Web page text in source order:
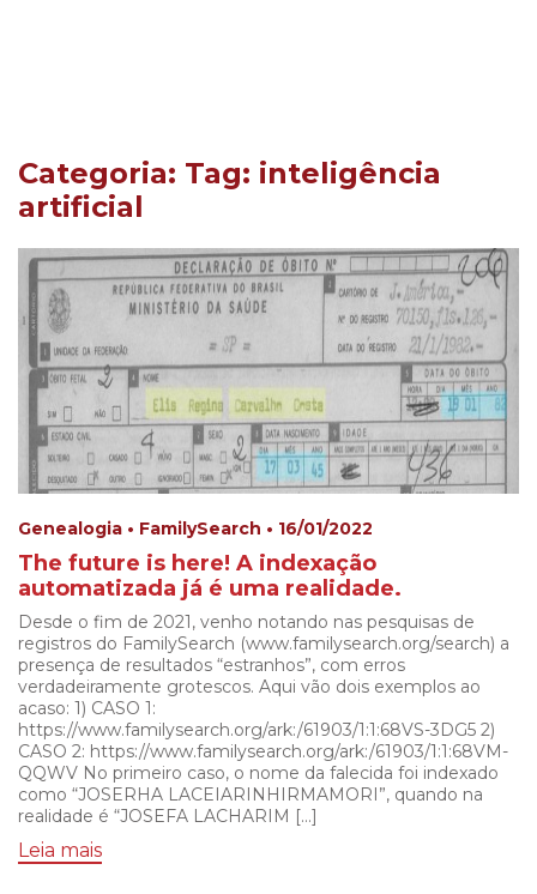
Categoria: Tag: inteligência
artificial
Genealogia • FamilySearch • 16/01/2022
The future is here! A indexação
automatizada já é uma realidade.
Desde o fim de 2021, venho notando nas pesquisas de
registros do FamilySearch (www.familysearch.org/search) a
presença de resultados “estranhos”, com erros
verdadeiramente grotescos. Aqui vão dois exemplos ao
acaso: 1) CASO 1:
https://www.familysearch.org/ark:/61903/1:1:68VS-3DG5 2)
CASO 2: https://www.familysearch.org/ark:/61903/1:1:68VM-
QQWV No primeiro caso, o nome da falecida foi indexado
como “JOSERHA LACEIARINHIRMAMORI”, quando na
realidade é “JOSEFA LACHARIM […]
Leia mais